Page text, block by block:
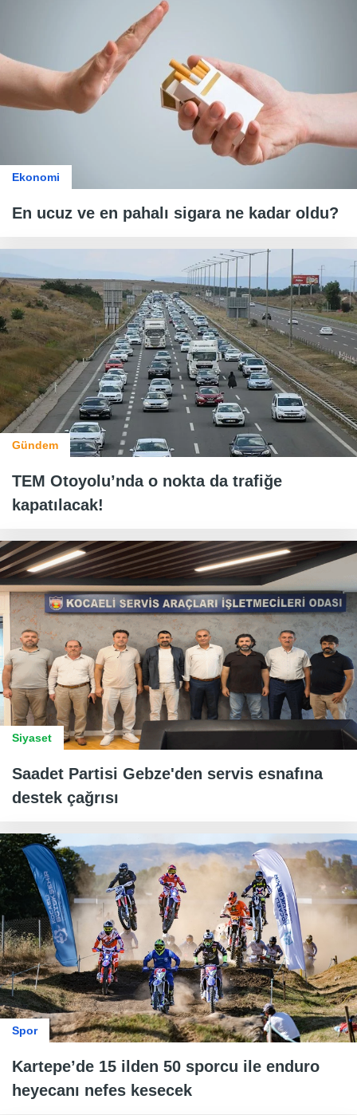
Ekonomi
En ucuz ve en pahalı sigara ne kadar oldu?
Gündem
TEM Otoyolu’nda o nokta da trafiğe
kapatılacak!
Siyaset
Saadet Partisi Gebze'den servis esnafına
destek çağrısı
Spor
Kartepe’de 15 ilden 50 sporcu ile enduro
heyecanı nefes kesecek